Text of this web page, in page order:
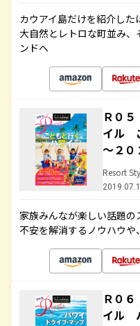
カウアイ島だけを紹介し
大自然とレトロな町並み、
ンドへ
Ｒ０
イル
～２０
Resort
家族みんなが楽しい話題
不安を解消するノウハウや
Ｒ０
イル